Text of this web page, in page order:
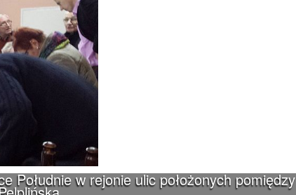
Południe w rejonie ulic położonych pomiędzy